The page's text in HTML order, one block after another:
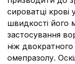
сироватці крові
швидкості його
застосування
ніж двократного
омепразолу.